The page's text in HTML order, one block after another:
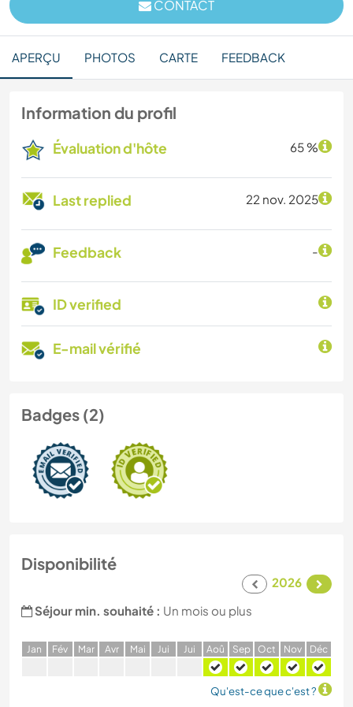
CONTACT
APERÇU PHOTOS CARTE FEEDBACK
Information du profil
Évaluation d'hôte 65 %
Last replied 22 nov. 2025
Feedback -
ID verified
E-mail vérifié
Badges (2)
Disponibilité
2026
Séjour min. souhaité : Un mois ou plus
Jan Fév Mar Avr Mai Jui Jui Aoû Sep Oct Nov Déc
Qu'est-ce que c'est ?